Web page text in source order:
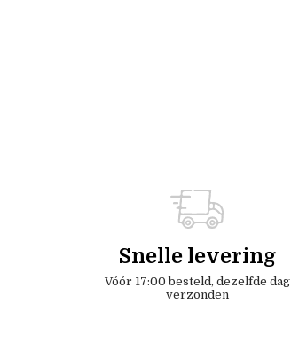
Snelle levering
Vóór 17:00 besteld, dezelfde dag
verzonden